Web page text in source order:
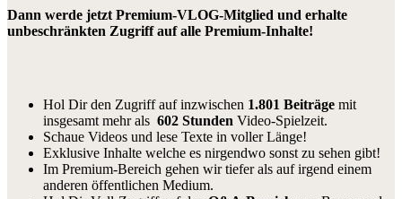
Dann werde jetzt Premium-VLOG-Mitglied und erhalte
unbeschränkten Zugriff auf alle Premium-Inhalte!
Hol Dir den Zugriff auf inzwischen 1.801 Beiträge mit
insgesamt mehr als 602 Stunden Video-Spielzeit.
Schaue Videos und lese Texte in voller Länge!
Exklusive Inhalte welche es nirgendwo sonst zu sehen gibt!
Im Premium-Bereich gehen wir tiefer als auf irgend einem
anderen öffentlichen Medium.